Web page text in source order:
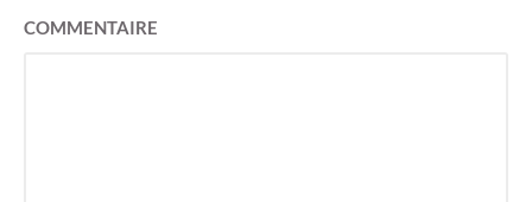
COMMENTAIRE